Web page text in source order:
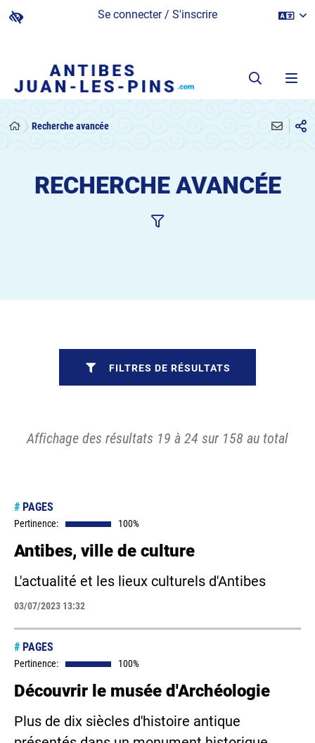
Se connecter / S'inscrire
Recherche avancée
RECHERCHE AVANCÉE
Affichage des résultats 19 à 24 sur 158 au total
# PAGES
Pertinence: 100%
Antibes, ville de culture
L'actualité et les lieux culturels d'Antibes
03/07/2023 13:32
# PAGES
Pertinence: 100%
Découvrir le musée d'Archéologie
Plus de dix siècles d'histoire antique
FILTRES DE RÉSULTATS